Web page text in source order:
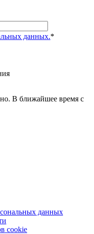
данных.*
В ближайшее время с
данных
cookie